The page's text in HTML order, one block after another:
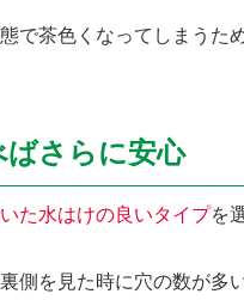
で茶色くなってしまうた
さらに安心
た水はけの良いタイプを
側を見た時に穴の数が多